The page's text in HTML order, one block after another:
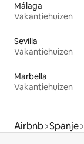
Málaga
Vakantiehuizen
Sevilla
Vakantiehuizen
Marbella
Vakantiehuizen
Airbnb Spanje